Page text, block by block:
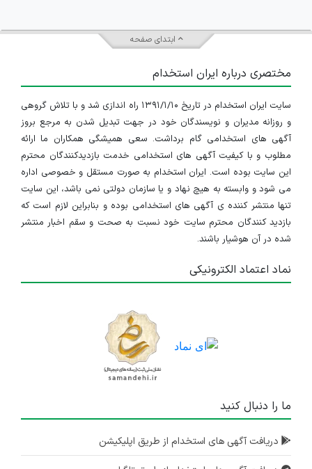
ابتدای صفحه
مختصری درباره ایران استخدام
سایت ایران استخدام در تاریخ ۱۳۹۱/۱/۱۰ راه اندازی شد و با تلاش گروهی
و روزانه مدیران و نویسندگان خود در جهت تبدیل شدن به مرجع بروز
آگهی های استخدامی گام برداشت. سعی همیشگی همکاران ما ارائه
مطلوب و با کیفیت آگهی های استخدامی خدمت بازدیدکنندگان محترم
این سایت بوده است. ایران استخدام به صورت مستقل و خصوصی اداره
می شود و وابسته به هیچ نهاد و یا سازمان دولتی نمی باشد، این سایت
تنها منتشر کننده ی آگهی های استخدامی بوده و بنابراین لازم است که
بازدید کنندگان محترم سایت خود نسبت به صحت و سقم اخبار منتشر
شده در آن هوشیار باشند.
نماد اعتماد الکترونیکی
ما را دنبال کنید
دریافت آگهی های استخدام از طریق اپلیکیشن